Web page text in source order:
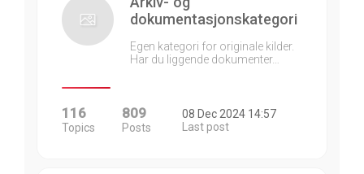
dokumentasjonskategori
Egen kategori for originale kilder.
Har du liggende dokumenter…
116
Topics
809
Posts
08 Dec 2024 14:57
Last post